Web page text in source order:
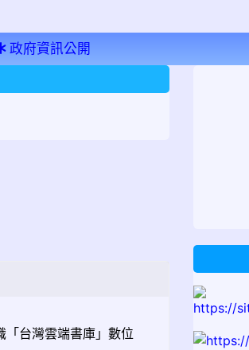
政府資訊公開
「台灣雲端書庫」數位